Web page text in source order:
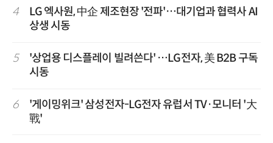
4
LG 엑사원, 中企 제조현장 '전파'…대기업과 협력사 AI
상생 시동
5
'상업용 디스플레이 빌려쓴다' …LG전자, 美 B2B 구독
시동
6
'게이밍위크' 삼성전자-LG전자 유럽서 TV·모니터 '大
戰'